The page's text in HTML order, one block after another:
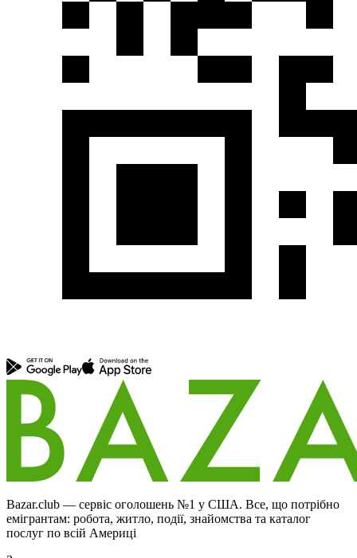
Bazar.club — сервіс оголошень №1 у США. Все, що потрібно
емігрантам: робота, житло, події, знайомства та каталог
послуг по всій Америці